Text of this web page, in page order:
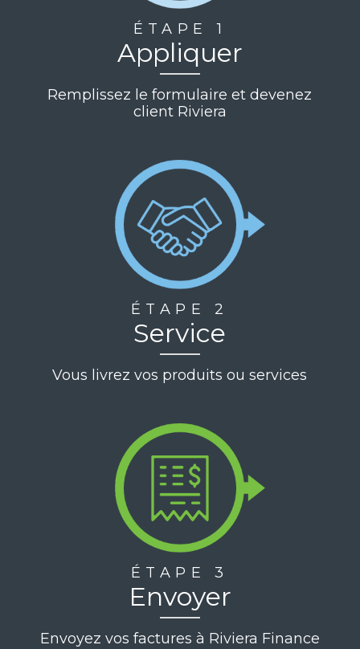
ÉTAPE 1
Appliquer
Remplissez le formulaire et devenez
client Riviera
ÉTAPE 2
Service
Vous livrez vos produits ou services
ÉTAPE 3
Envoyer
Envoyez vos factures à Riviera Finance